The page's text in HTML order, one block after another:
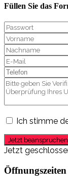
Füllen Sie das
Ich stimme
Jetzt beanspruchen
Jetzt
Öffnungszeiten